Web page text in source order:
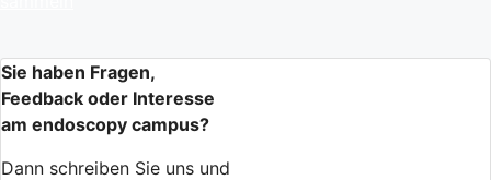
Sie haben Fragen,
Feedback oder Interesse
am endoscopy campus?
Dann schreiben Sie uns und